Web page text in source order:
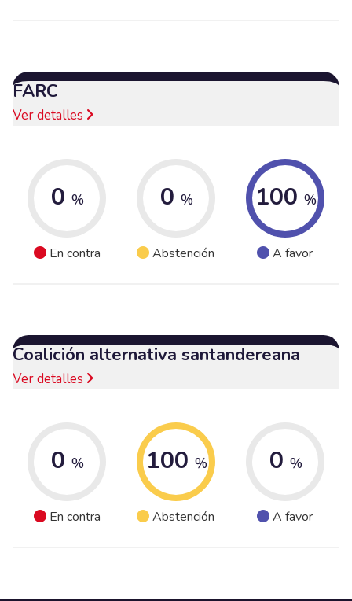
FARC
Ver detalles
0 %
En contra
0 %
Abstención
100 %
A favor
Coalición alternativa santandereana
Ver detalles
0 %
En contra
100 %
Abstención
0 %
A favor